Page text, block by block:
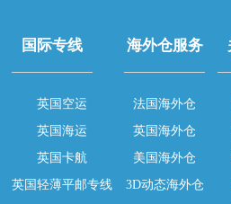
国际专线
英国空运
英国海运
英国卡航
英国轻薄平邮专线
海外仓服务
法国海外仓
英国海外仓
美国海外仓
3D动态海外仓